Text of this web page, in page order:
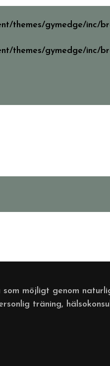
themes/gymedge/inc/
themes/gymedge/inc/
möjligt genom
träning,